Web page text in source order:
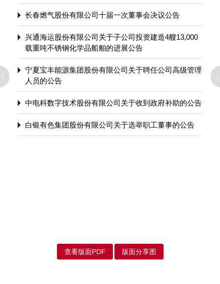
长春燃气股份有限公司十届一次董事会决议公告
兴通海运股份有限公司关于子公司投资建造4艘13,000
载重吨不锈钢化学品船舶的进展公告
宁夏宝丰能源集团股份有限公司关于聘任公司高级管理
人员的公告
中电科数字技术股份有限公司关于收到政府补助的公告
白银有色集团股份有限公司关于选举职工董事的公告
查看版面PDF 版面分享图